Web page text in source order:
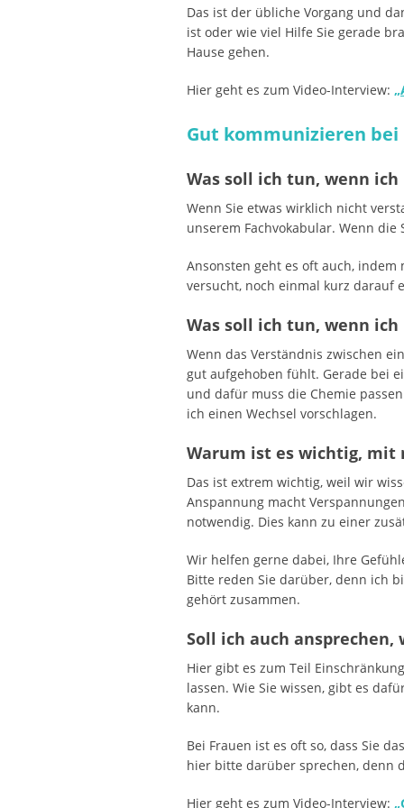
Das ist der übliche Vorgang und
ist oder wie viel Hilfe Sie gerade
Hause gehen.
Hier geht es zum Video-Interview:
Gut kommunizieren
Was soll ich tun, wenn
Wenn Sie etwas wirklich nicht
unserem Fachvokabular. Wenn
Ansonsten geht es oft auch,
versucht, noch einmal kurz darauf
Was soll ich tun, wenn
Wenn das Verständnis zwischen
gut aufgehoben fühlt. Gerade bei
und dafür muss die Chemie
ich einen Wechsel vorschlagen.
Warum ist es wichtig, mit
Das ist extrem wichtig, weil wir
Anspannung macht
notwendig. Dies kann zu einer
Wir helfen gerne dabei, Ihre
Bitte reden Sie darüber, denn ich
gehört zusammen.
Soll ich auch
Hier gibt es zum Teil
lassen. Wie Sie wissen, gibt es
kann.
Bei Frauen ist es oft so, dass Sie
hier bitte darüber sprechen, denn
Hier geht es zum Video-Interview: